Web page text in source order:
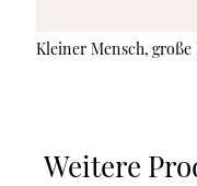
Kleiner Mensch, große
Weitere